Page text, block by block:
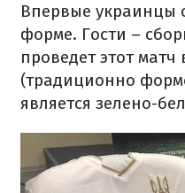
Впервые украинцы
форме. Гости –
проведет этот
(традиционно
является зелено-